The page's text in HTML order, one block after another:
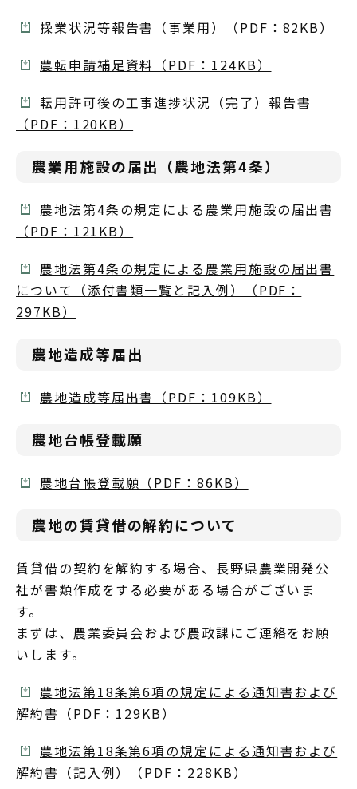
操業状況等報告書（事業用）（PDF：82KB）
農転申請補足資料（PDF：124KB）
転用許可後の工事進捗状況（完了）報告書
（PDF：120KB）
農業用施設の届出（農地法第4条）
農地法第4条の規定による農業用施設の届出書
（PDF：121KB）
農地法第4条の規定による農業用施設の届出書
について（添付書類一覧と記入例）（PDF：
297KB）
農地造成等届出
農地造成等届出書（PDF：109KB）
農地台帳登載願
農地台帳登載願（PDF：86KB）
農地の賃貸借の解約について
賃貸借の契約を解約する場合、長野県農業開発公
社が書類作成をする必要がある場合がございま
す。
まずは、農業委員会および農政課にご連絡をお願
いします。
農地法第18条第6項の規定による通知書および
解約書（PDF：129KB）
農地法第18条第6項の規定による通知書および
解約書（記入例）（PDF：228KB）